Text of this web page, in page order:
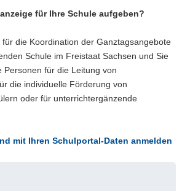
für Ihre Schule aufgeben?
die Koordination der Ganztagsangebote
Schule im Freistaat Sachsen und Sie
Personen für die Leitung von
die individuelle Förderung von
oder für unterrichtergänzende
mit Ihren Schulportal-Daten anmelden